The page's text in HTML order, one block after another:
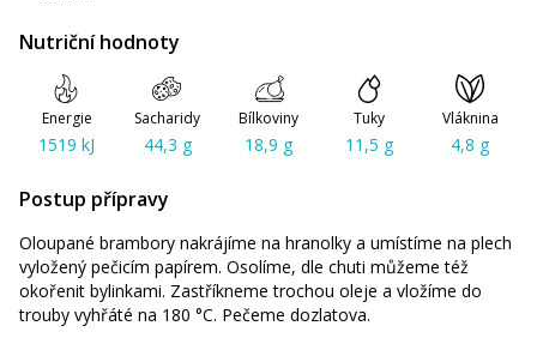
Nutriční hodnoty
Energie
1519 kJ
Sacharidy
44,3 g
Bílkoviny
18,9 g
Tuky
11,5 g
Vláknina
4,8 g
Postup přípravy
Oloupané brambory nakrájíme na hranolky a umístíme na plech
vyložený pečicím papírem. Osolíme, dle chuti můžeme též
okořenit bylinkami. Zastříkneme trochou oleje a vložíme do
trouby vyhřáté na 180 °C. Pečeme dozlatova.